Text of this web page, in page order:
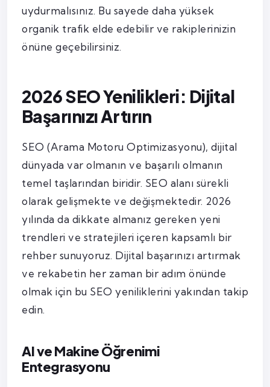
uydurmalısınız. Bu sayede daha yüksek
organik trafik elde edebilir ve rakiplerinizin
önüne geçebilirsiniz.
2026 SEO Yenilikleri: Dijital
Başarınızı Artırın
SEO (Arama Motoru Optimizasyonu), dijital
dünyada var olmanın ve başarılı olmanın
temel taşlarından biridir. SEO alanı sürekli
olarak gelişmekte ve değişmektedir. 2026
yılında da dikkate almanız gereken yeni
trendleri ve stratejileri içeren kapsamlı bir
rehber sunuyoruz. Dijital başarınızı artırmak
ve rekabetin her zaman bir adım önünde
olmak için bu SEO yeniliklerini yakından takip
edin.
AI ve Makine Öğrenimi
Entegrasyonu